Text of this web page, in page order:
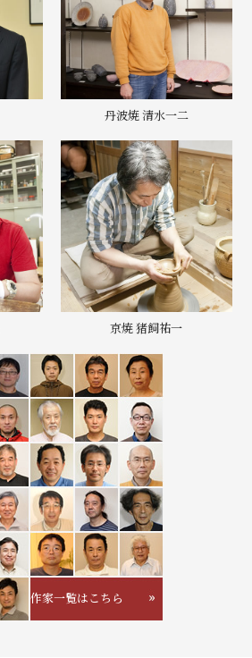
丹波焼 清水一二
京焼 猪飼祐一
作家一覧はこちら